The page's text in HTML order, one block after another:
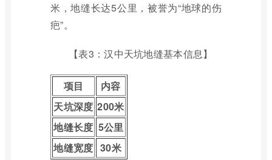
米，地缝长达5公里，被誉为“地球的伤
疤”。
【表3：汉中天坑地缝基本信息】
项目
内容
天坑深度 200米
地缝长度 5公里
地缝宽度 30米